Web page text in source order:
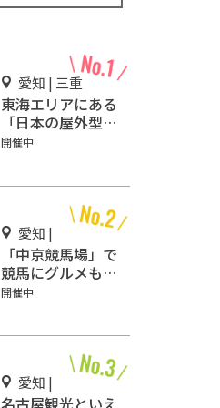
愛知 | 三重
東海エリアにある
「日本の屋外型テ
ーマパーク敷地面
開催中
愛知 |
「中京競馬場」で
競馬にグルメも満
喫しよう！
開催中
愛知 |
名古屋観光といえ